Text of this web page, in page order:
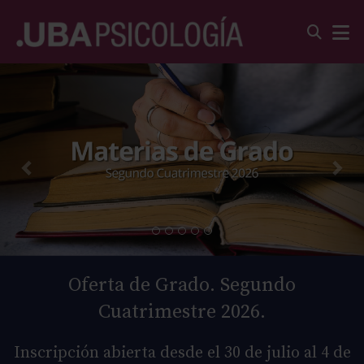
Oferta de Grado. Segundo
Cuatrimestre 2026.
Inscripción abierta desde el 30 de julio al 4 de